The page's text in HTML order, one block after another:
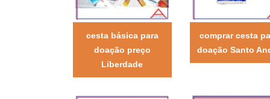
cesta básica para
doação preço
Liberdade
comprar cesta
doação Santo